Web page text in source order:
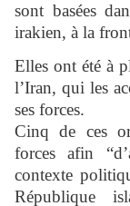
sont basées
irakien, à la
Elles ont été à
l’Iran, qui les
ses forces.
Cinq de ces
forces afin
contexte
République